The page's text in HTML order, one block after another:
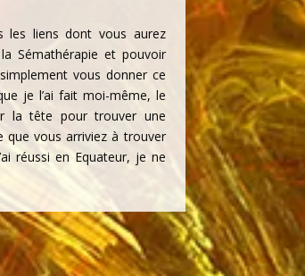
les liens dont vous aurez
Sémathérapie et pouvoir
vous donner ce
je l’ai fait moi-même, le
la tête pour trouver une
que vous arriviez à trouver
réussi en Equateur, je ne